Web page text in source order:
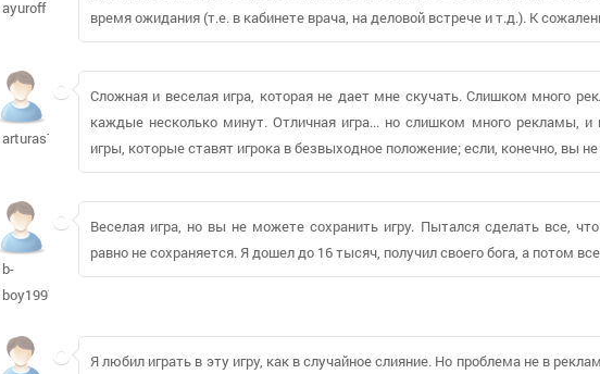
ayuroff
время ожидания (т.е. в кабинете врача, на деловой встрече и т.д.). К
arturas71
Сложная и веселая игра, которая не дает мне скучать. Слишком много
каждые несколько минут. Отличная игра... но слишком много рекламы, и
игры, которые ставят игрока в безвыходное положение; если, конечно, вы
b-
boy1997
Веселая игра, но вы не можете сохранить игру. Пытался сделать все,
равно не сохраняется. Я дошел до 16 тысяч, получил своего бога, а потом
Я любил играть в эту игру, как в случайное слияние. Но проблема не в